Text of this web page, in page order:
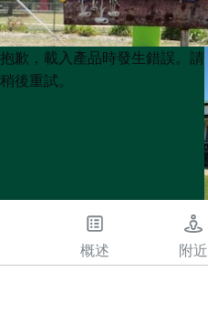
Product
List
Product
List
抱歉，載入產品時發生錯誤。請
稍後重試。
概述 附近